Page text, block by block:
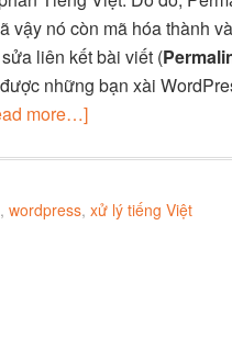
nó còn mã hóa thành
liên kết bài viết (
những bạn xài
more…]
, wordpress, xử lý tiếng Việt